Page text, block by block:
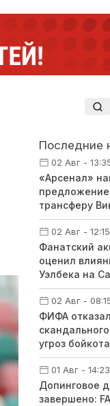
Последние
02 Авг -
«Арсенал»
трансферу
02 Авг - 12:15
Фанатский
оценил
Уэлбека на
02 Авг -
ФИФА
угроз
01 Авг - 14:23
Допинговое
завершено: